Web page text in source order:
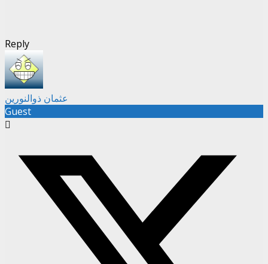
Reply
عثمان ذوالنورین
Guest